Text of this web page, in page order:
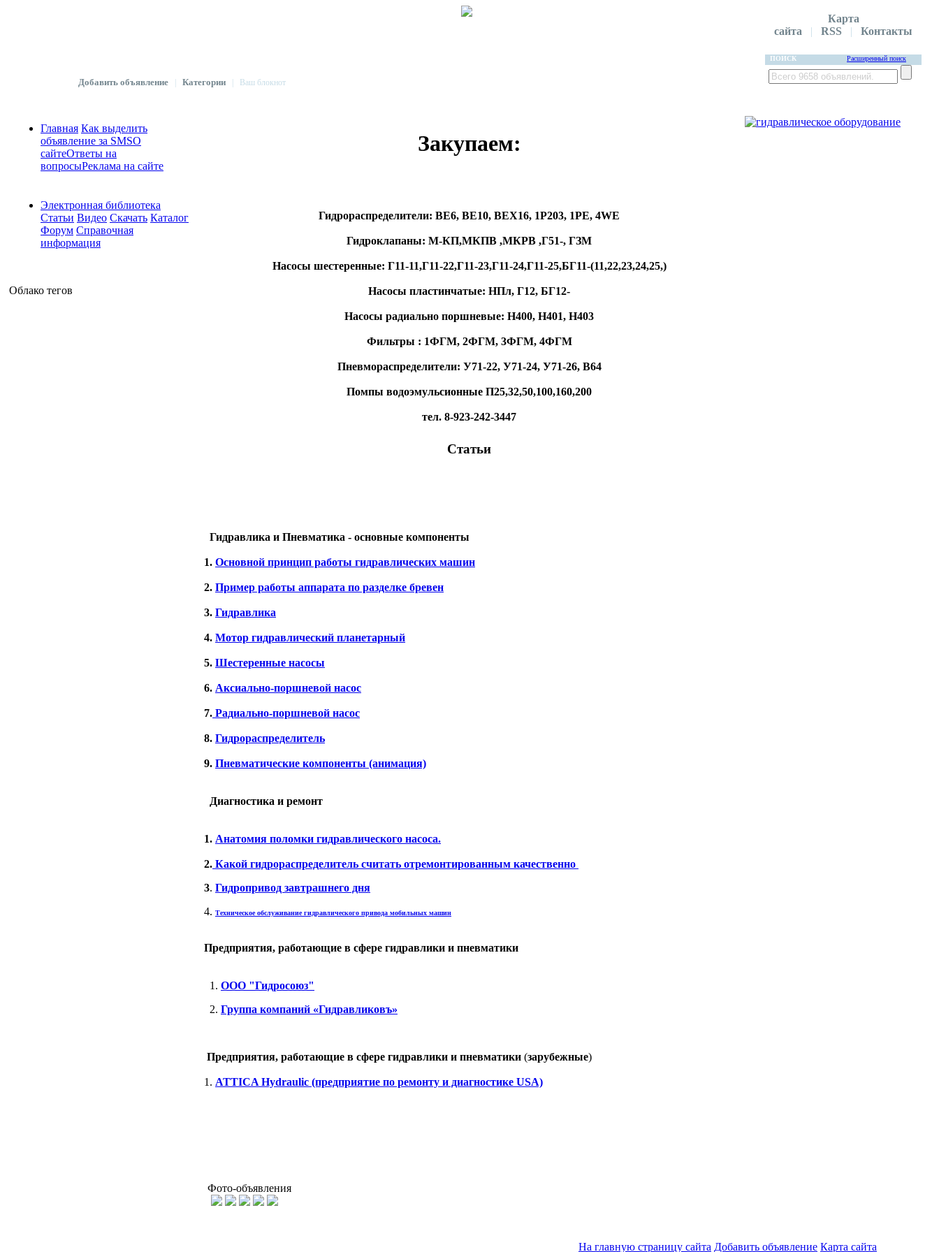
ПОИСК Расширенный поиск
Добавить объявление |Категории Ваш блокнот
Карта
сайта | RSS | Контакты
Главная Как выделить
объявление за SMSО
сайтеОтветы на
вопросыРеклама на сайте
Электронная библиотека
Статьи Видео Скачать Каталог
Форум Справочная
информация
Облако тегов
Закупаем:
Гидрораспределители: ВЕ6, ВЕ10, ВЕХ16, 1Р203, 1РЕ, 4WE
Гидроклапаны: М-КП,МКПВ ,МКРВ ,Г51-, ГЗМ
Насосы шестеренные: Г11-11,Г11-22,Г11-23,Г11-24,Г11-25,БГ11-(11,22,23,24,25,)
Насосы пластинчатые: НПл, Г12, БГ12-
Насосы радиально поршневые: Н400, Н401, Н403
Фильтры : 1ФГМ, 2ФГМ, 3ФГМ, 4ФГМ
Пневмораспределители: У71-22, У71-24, У71-26, В64
Помпы водоэмульсионные П25,32,50,100,160,200
тел. 8-923-242-3447
Статьи
Гидравлика и Пневматика - основные компоненты
1. Основной принцип работы гидравлических машин
2. Пример работы аппарата по разделке бревен
3. Гидравлика
4. Мотор гидравлический планетарный
5. Шестеренные насосы
6. Аксиально-поршневой насос
7. Радиально-поршневой насос
8. Гидрораспределитель
9. Пневматические компоненты (анимация)
Диагностика и ремонт
1. Анатомия поломки гидравлического насоса.
2. Какой гидрораспределитель считать отремонтированным качественно
3. Гидропривод завтрашнего дня
4. Техническое обслуживание гидравлического привода мобильных машин
Предприятия, работающие в сфере гидравлики и пневматики
1. ООО "Гидросоюз"
2. Группа компаний «Гидравликовъ»
Предприятия, работающие в сфере гидравлики и пневматики (зарубежные)
1. ATTICA Hydraulic (предприятие по ремонту и диагностике USA)
Фото-объявления
На главную страницу сайта Добавить объявление Карта сайта